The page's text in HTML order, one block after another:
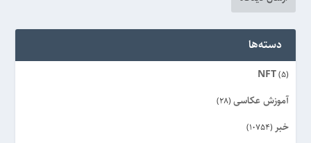
دسته‌ها
NFT(5)
آموزش عکاسی (28)
خبر (10754)